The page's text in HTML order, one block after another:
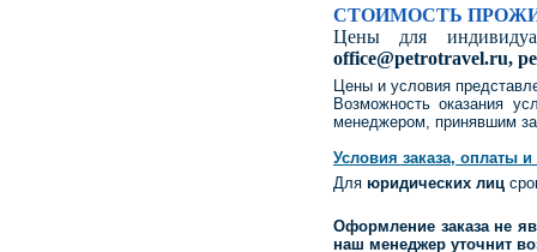
СТОИМОСТЬ
Цены для
office@petrotravel.ru,
Цены и условия
Возможность оказания
менеджером, принявшим
Условия заказа, оплаты
Для юридических лиц
Оформление заказа не
наш менеджер уточнит